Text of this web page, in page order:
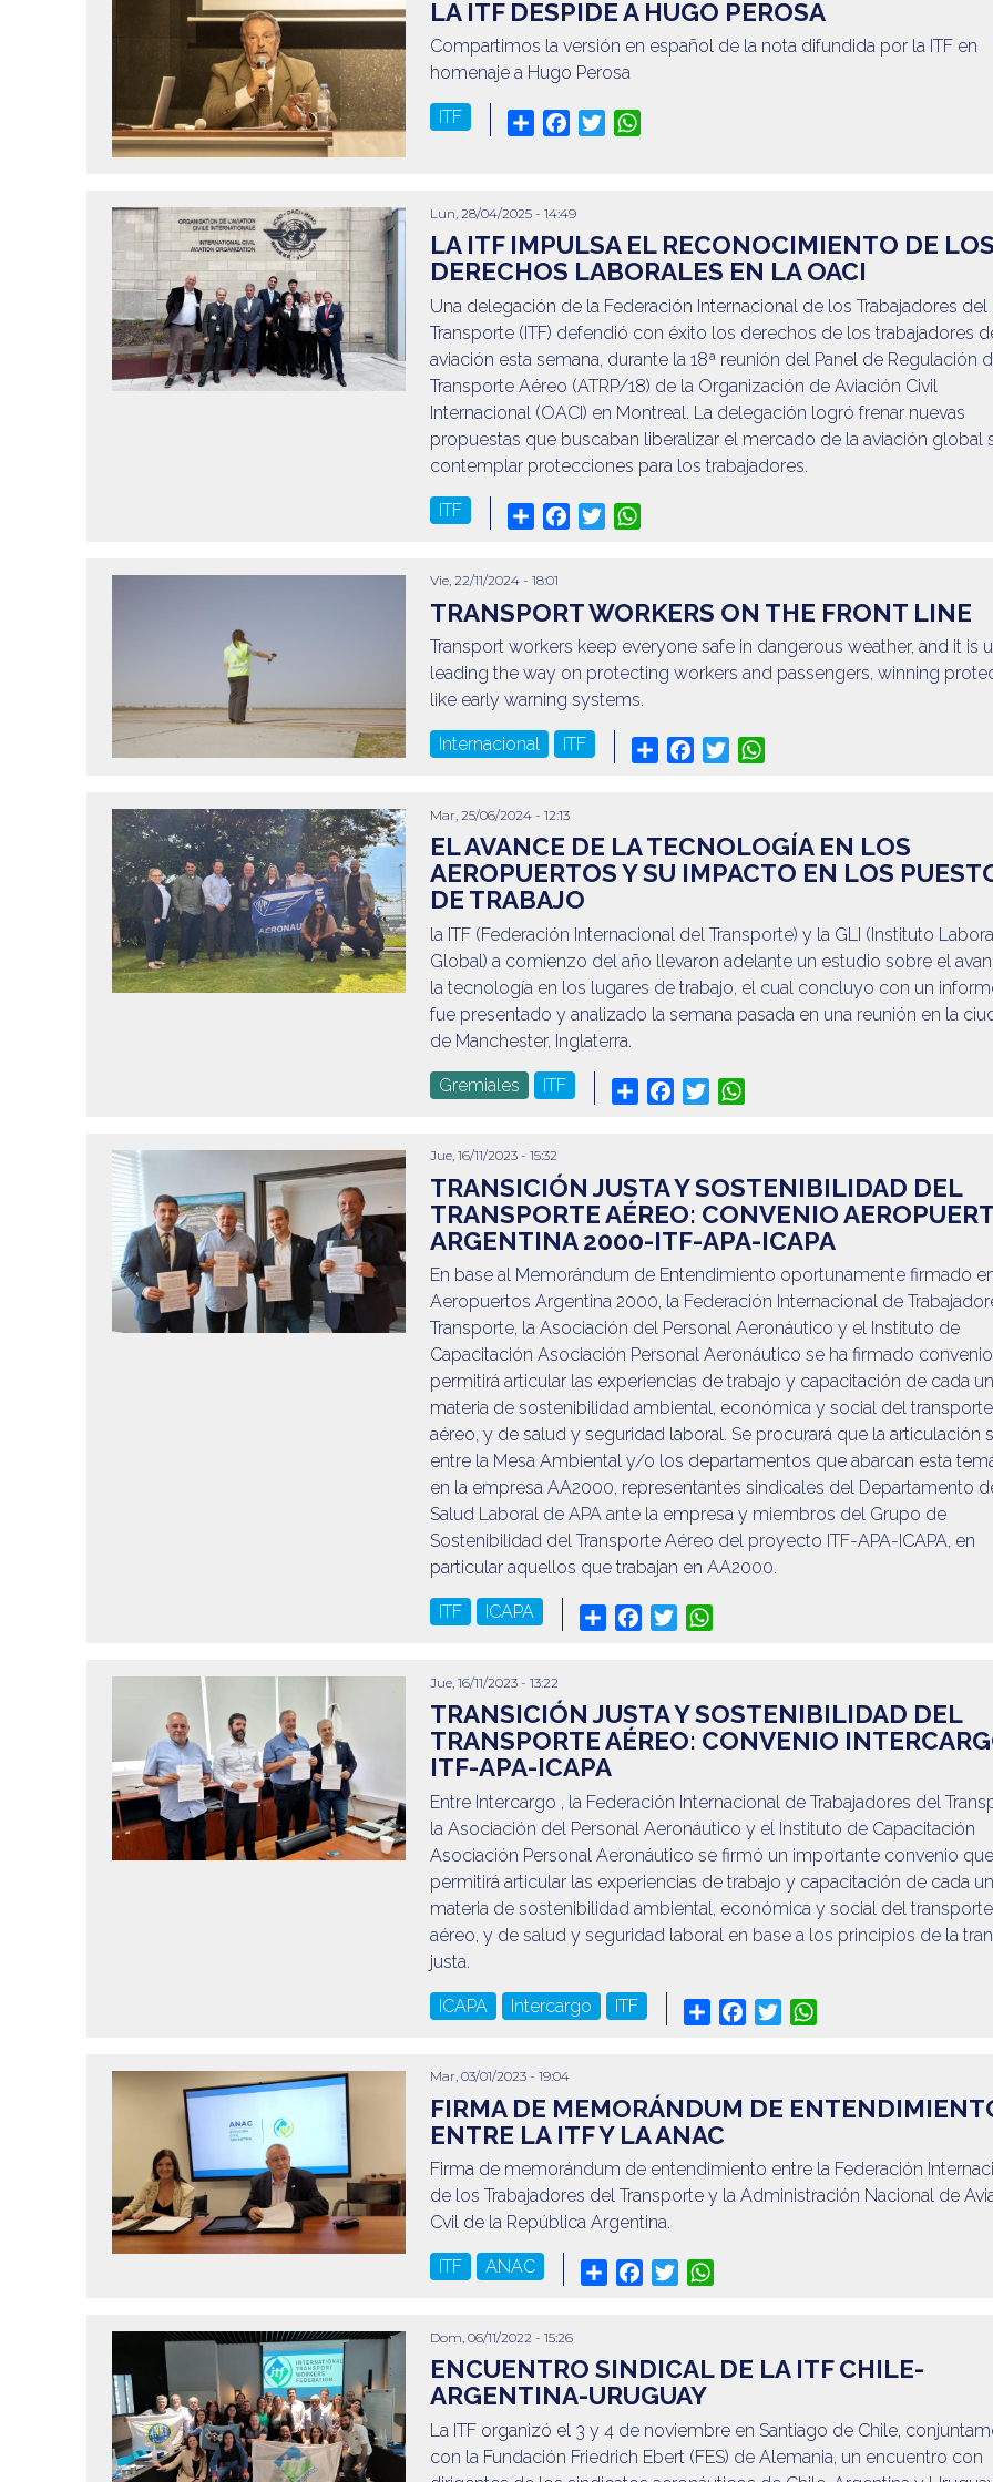
LA ITF DESPIDE A HUGO PEROSA
Compartimos la versión en español de la nota difundida por la ITF en
homenaje a Hugo Perosa
ITF Share Facebook
Twitter
Lun, 28/04/2025 - 14:49
LA ITF IMPULSA EL RECONOCIMIENTO DE LOS
DERECHOS LABORALES EN LA OACI
Una delegación de la Federación Internacional de los Trabajadores del
Transporte (ITF) defendió con éxito los derechos de los trabajadores
aviación esta semana, durante la 18ª reunión del Panel de Regulación
Transporte Aéreo (ATRP/18) de la Organización de Aviación Civil
Internacional (OACI) en Montreal. La delegación logró frenar nuevas
propuestas que buscaban liberalizar el mercado de la aviación global
contemplar protecciones para los trabajadores.
ITF Share Facebook
Twitter
Vie, 22/11/2024 - 18:01
TRANSPORT WORKERS ON THE FRONT LINE
Transport workers keep everyone safe in dangerous weather, and it is
leading the way on protecting workers and passengers, winning
like early warning systems.
Internacional ITF Share Facebook
Twitter
Mar, 25/06/2024 - 12:13
EL AVANCE DE LA TECNOLOGÍA EN LOS
AEROPUERTOS Y SU IMPACTO EN LOS
DE TRABAJO
la ITF (Federación Internacional del Transporte) y la GLI (Instituto
Global) a comienzo del año llevaron adelante un estudio sobre el
la tecnología en los lugares de trabajo, el cual concluyo con un
fue presentado y analizado la semana pasada en una reunión en la
de Manchester, Inglaterra.
Gremiales ITF Share Facebook
Twitter
Jue, 16/11/2023 - 15:32
TRANSICIÓN JUSTA Y SOSTENIBILIDAD DEL
TRANSPORTE AÉREO: CONVENIO
ARGENTINA 2000-ITF-APA-ICAPA
En base al Memorándum de Entendimiento oportunamente firmado
Aeropuertos Argentina 2000, la Federación Internacional de
Transporte, la Asociación del Personal Aeronáutico y el Instituto de
Capacitación Asociación Personal Aeronáutico se ha firmado
permitirá articular las experiencias de trabajo y capacitación de cada
materia de sostenibilidad ambiental, económica y social del transporte
aéreo, y de salud y seguridad laboral. Se procurará que la articulación
entre la Mesa Ambiental y/o los departamentos que abarcan esta
en la empresa AA2000, representantes sindicales del Departamento
Salud Laboral de APA ante la empresa y miembros del Grupo de
Sostenibilidad del Transporte Aéreo del proyecto ITF-APA-ICAPA, en
particular aquellos que trabajan en AA2000.
ITF ICAPA Share Facebook
Twitter
Jue, 16/11/2023 - 13:22
TRANSICIÓN JUSTA Y SOSTENIBILIDAD DEL
TRANSPORTE AÉREO: CONVENIO
ITF-APA-ICAPA
Entre Intercargo , la Federación Internacional de Trabajadores del
la Asociación del Personal Aeronáutico y el Instituto de Capacitación
Asociación Personal Aeronáutico se firmó un importante convenio que
permitirá articular las experiencias de trabajo y capacitación de cada
materia de sostenibilidad ambiental, económica y social del transporte
aéreo, y de salud y seguridad laboral en base a los principios de la
justa.
ICAPA Intercargo ITF Share Facebook
Twitter
Mar, 03/01/2023 - 19:04
FIRMA DE MEMORÁNDUM DE
ENTRE LA ITF Y LA ANAC
Firma de memorándum de entendimiento entre la Federación
de los Trabajadores del Transporte y la Administración Nacional de
Cvil de la República Argentina.
ITF ANAC Share Facebook
Twitter
Dom, 06/11/2022 - 15:26
ENCUENTRO SINDICAL DE LA ITF CHILE-
ARGENTINA-URUGUAY
La ITF organizó el 3 y 4 de noviembre en Santiago de Chile,
con la Fundación Friedrich Ebert (FES) de Alemania, un encuentro con